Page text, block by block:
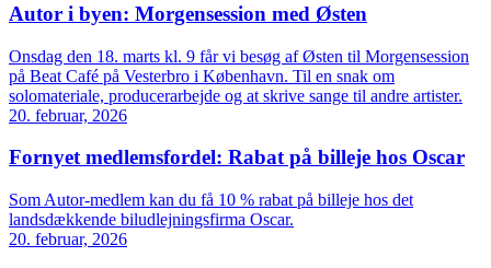
Autor i byen: Morgensession med Østen
Onsdag den 18. marts kl. 9 får vi besøg af Østen til Morgensession
på Beat Café på Vesterbro i København. Til en snak om
solomateriale, producerarbejde og at skrive sange til andre artister.
20. februar, 2026
Fornyet medlemsfordel: Rabat på billeje hos Oscar
Som Autor-medlem kan du få 10 % rabat på billeje hos det
landsdækkende biludlejningsfirma Oscar.
20. februar, 2026